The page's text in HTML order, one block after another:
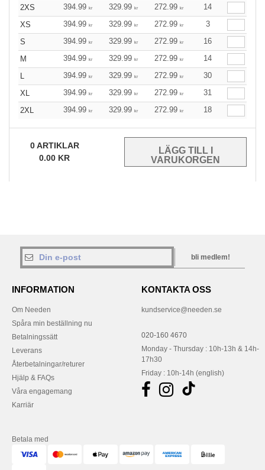
2XS 394.99 kr 329.99 kr 272.99 kr
14
XS
394.99 kr 329.99 kr 272.99 kr
3
S
394.99 kr 329.99 kr 272.99 kr
16
M
394.99 kr 329.99 kr 272.99 kr
14
L
394.99 kr 329.99 kr 272.99 kr
30
XL
394.99 kr 329.99 kr 272.99 kr
31
2XL
394.99 kr 329.99 kr 272.99 kr 18
0ARTIKLAR
0.00 KR
bli medlem!
INFORMATION
Om Needen
Spåra min beställning nu
Betalningssätt
Leverans
Återbetalningar/returer
Hjälp & FAQs
Våra engagemang
Karriär
KONTAKTA OSS
kundservice@needen.se
020-160 4670
Monday - Thursday : 10h-13h & 14h-
17h30
Friday : 10h-14h (english)
Betala med